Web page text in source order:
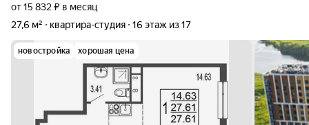
от 15 832 ₽ в месяц
27,6 м²
квартира-студия 16 этаж из 17
новостройка хорошая цена